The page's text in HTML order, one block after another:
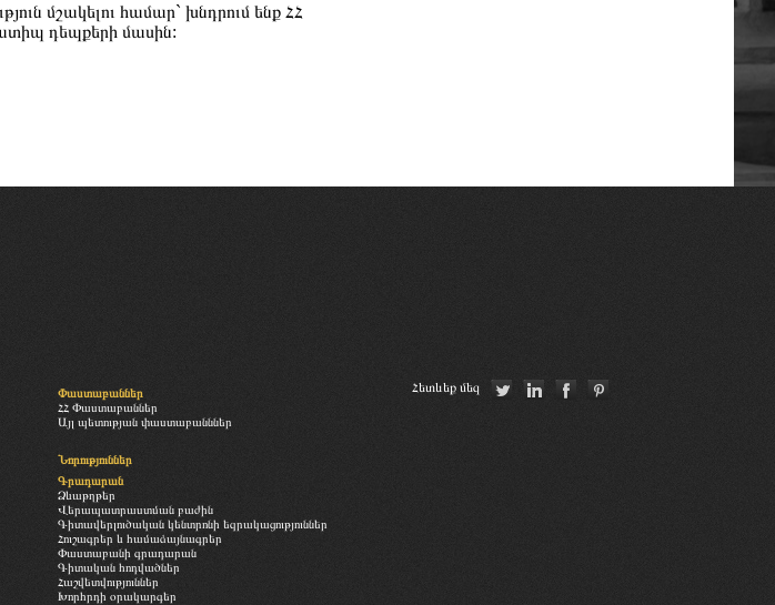
մշակելու համար` խնդրում ենք ՀՀ
դեպքերի մասին:
Փաստաբաններ
ՀՀ Փաստաբաններ
Այլ պետության փաստաբանններ
Նորություններ
Գրադարան
Ձևաթղթեր
Վերապատրաստման բաժին
Գիտավերլուծական կենտրոնի եզրակացություններ
Հուշագրեր և համաձայնագրեր
Փաստաբանի գրադարան
Գիտական հոդվածներ
Հաշվետվություններ
Խորհրդի օրակարգեր
Հետևեք մեզ